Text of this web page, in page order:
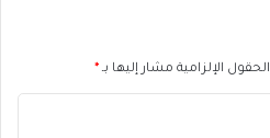
الحقول الإلزامية مشار إليها بـ *